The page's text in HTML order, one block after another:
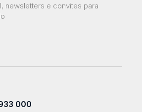
newsletters e convites para
000